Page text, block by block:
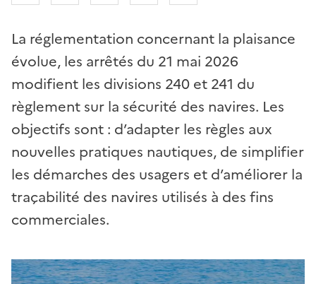
La réglementation concernant la plaisance
évolue, les arrêtés du 21 mai 2026
modifient les divisions 240 et 241 du
règlement sur la sécurité des navires. Les
objectifs sont : d’adapter les règles aux
nouvelles pratiques nautiques, de simplifier
les démarches des usagers et d’améliorer la
traçabilité des navires utilisés à des fins
commerciales.